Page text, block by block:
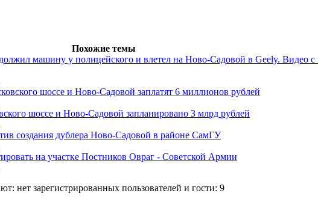
Похожие темы
машину у полицейского и влетел на Ново-Садовой в Geely. Видео с
шоссе и Ново-Садовой заплатят 6 миллионов рублей
шоссе и Ново-Садовой запланировано 3 млрд рублей
создания дублера Ново-Садовой в районе СамГУ
на участке Постников Овраг - Советской Армии
нет зарегистрированных пользователей и гости: 9